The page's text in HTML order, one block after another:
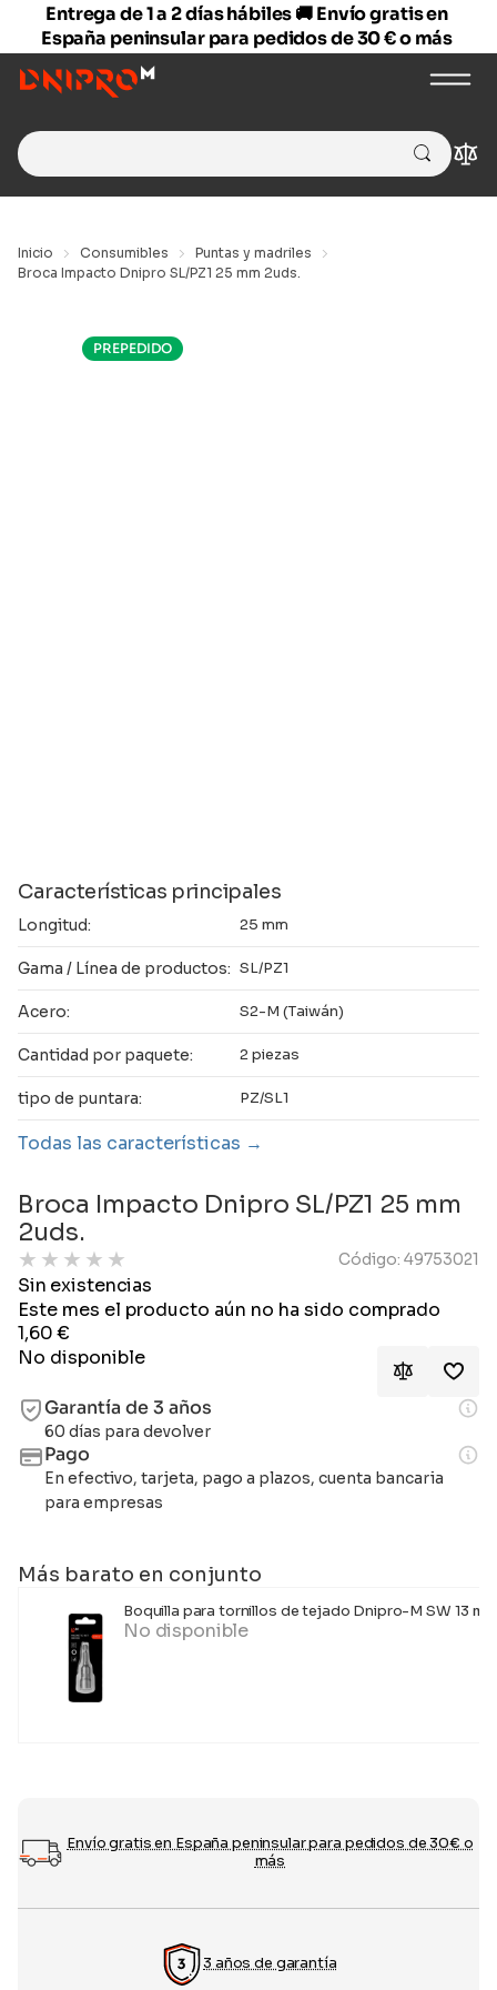
Entrega de 1 a 2 días hábiles 🚚 Envío gratis en
España peninsular para pedidos de 30 € o más
Search
for:
Inicio Consumibles
Puntas y madriles
Broca Impacto Dnipro SL/PZ1 25 mm 2uds.
PREPEDIDO
Características principales
Longitud: 25 mm
Gama / Línea de productos: SL/PZ1
Acero: S2-M (Taiwán)
Cantidad por paquete: 2 piezas
tipo de puntara: PZ/SL1
Todas las características
Broca Impacto Dnipro SL/PZ1 25 mm
2uds.
★ ★ ★ ★ ★ Código: 49753021
Sin existencias
Este mes el producto aún no ha sido comprado
1,60€
No disponible
Garantía de 3 años
60 días para devolver
Pago
En efectivo, tarjeta, pago a plazos, cuenta bancaria
para empresas
Más barato en conjunto
Boquilla para tornillos de tejado Dnipro-M SW 13
No disponible
Envío gratis en España peninsular para pedidos de 30€ o
más
3 años de garantía